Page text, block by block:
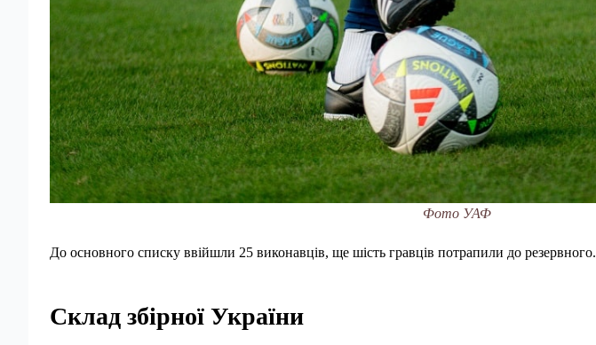
Фото УАФ
До основного списку ввійшли 25 виконавців, ще шість гравців потрапили до резервного.
Склад збірної України